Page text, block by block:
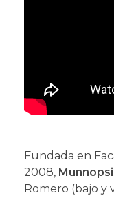
Fundada en
2008,
Romero (bajo y